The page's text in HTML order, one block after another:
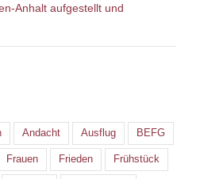
Anhalt aufgestellt und
Andacht Ausflug BEFG
Frauen Frieden Frühstück